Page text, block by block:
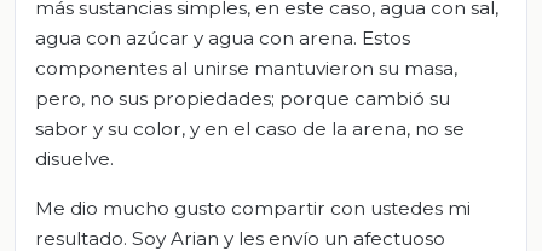
más sustancias simples, en este caso, agua con sal,
agua con azúcar y agua con arena. Estos
componentes al unirse mantuvieron su masa,
pero, no sus propiedades; porque cambió su
sabor y su color, y en el caso de la arena, no se
disuelve.
Me dio mucho gusto compartir con ustedes mi
resultado. Soy Arian y les envío un afectuoso